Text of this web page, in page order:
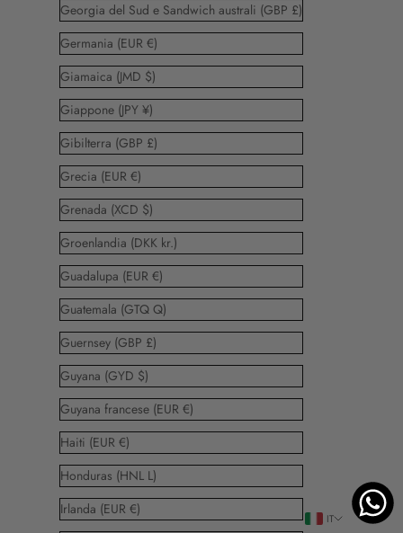
Georgia del Sud e Sandwich australi (GBP £)
Germania (EUR €)
Giamaica (JMD $)
Giappone (JPY ¥)
Gibilterra (GBP £)
Grecia (EUR €)
Grenada (XCD $)
Groenlandia (DKK kr.)
Guadalupa (EUR €)
Guatemala (GTQ Q)
Guernsey (GBP £)
Guyana (GYD $)
Guyana francese (EUR €)
Haiti (EUR €)
Honduras (HNL L)
Irlanda (EUR €)
IT